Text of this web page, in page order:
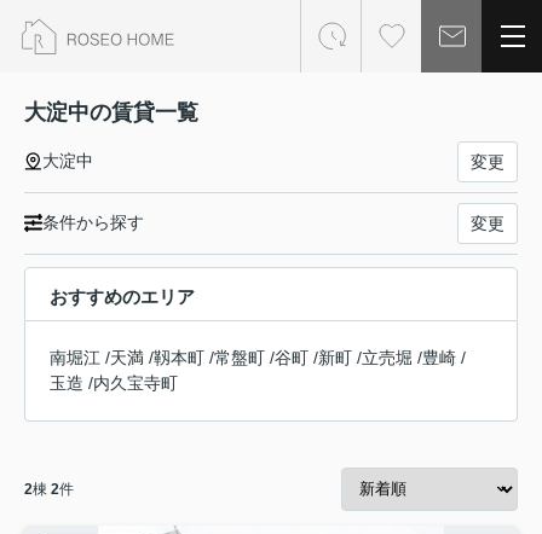
大淀中の賃貸一覧
大淀中 変更
条件から探す 変更
おすすめのエリア
南堀江 /天満 /靱本町 /常盤町 /谷町 /新町 /立売堀 /豊崎 /
玉造 /内久宝寺町
2棟 2件